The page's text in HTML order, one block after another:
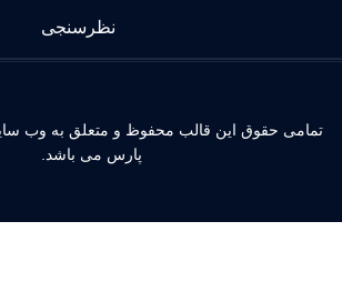
نظرسنجی
حقوق این قالب محفوظ و متعلق به وب سایت
پارس می باشد.